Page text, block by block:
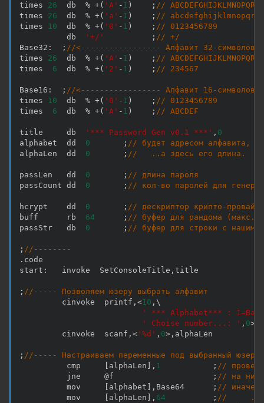
times 26
  db
% +( 'A' - 1 ) ; //
times 26
  db
% +( 'a' - 1 ) ; //
times 10
  db
% +( '0' - 1 ) ; // 0123456789
          db
'+/' ; // +/
Base32 : ; //<----------------- Алфавит 32-символов
times 26
  db
% +( 'A' - 1 ) ; //
times 6
  db
% +( '2' - 1 ) ; // 234567
Base16 : ; //<----------------- Алфавит 16-символов
times 10
  db
% +( '0' - 1 ) ; // 0123456789
times 6
  db
% +( 'A' - 1 ) ; // ABCDEF
title     db '*** Password Gen v0.1 ***' , 0
alphabet  dd 0 ; // будет адресом алфавита,
alphaLen  dd 0 ; //   ..а здесь его длина.
passLen   dd 0 ; // длина пароля
passCount dd 0 ; // кол-во паролей для
hcrypt    dd 0 ; // дескриптор крипто-
buff      rb 64 ; // буфер для рандома
passStr   db 0 ; // буфер для строки с нашим
; //--------
. code
start :
   invoke  SetConsoleTitle
, title
; //----- Позволяем юзеру выбрать алфавит
         cinvoke  printf
, <10 , \
' *** Alphabet*** :
' Choise number...: ' , 0>
         cinvoke  scanf
, < '%d' , 0> , alphaLen
; //----- Настраиваем переменные под выбранный
          cmp
alphaLen , 1 ; //
          jne     @f
; // на
          mov
alphabet , Base64 ; // иначе:
          mov
alphaLen , 64 ; //     ..и